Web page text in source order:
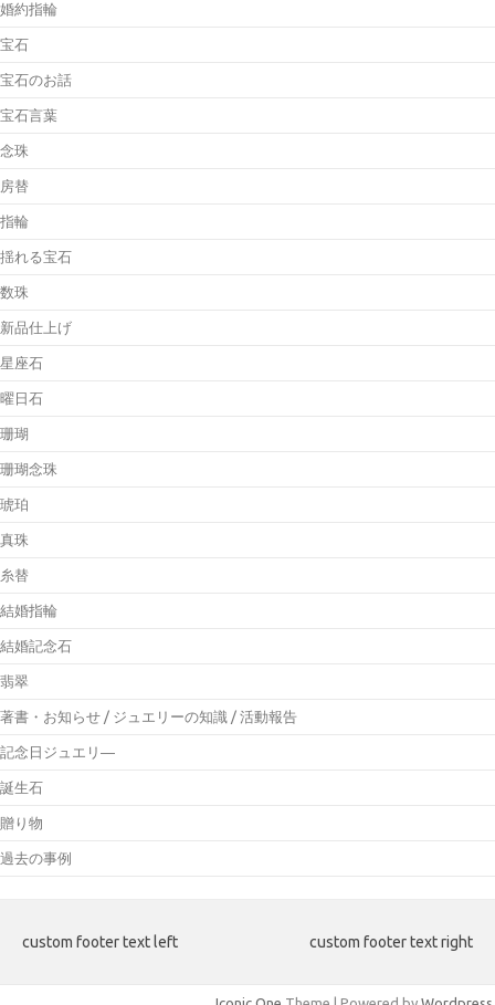
婚約指輪
宝石
宝石のお話
宝石言葉
念珠
房替
指輪
揺れる宝石
数珠
新品仕上げ
星座石
曜日石
珊瑚
珊瑚念珠
琥珀
真珠
糸替
結婚指輪
結婚記念石
翡翠
著書・お知らせ / ジュエリーの知識 / 活動報告
記念日ジュエリ―
誕生石
贈り物
過去の事例
custom footer text left custom footer text right